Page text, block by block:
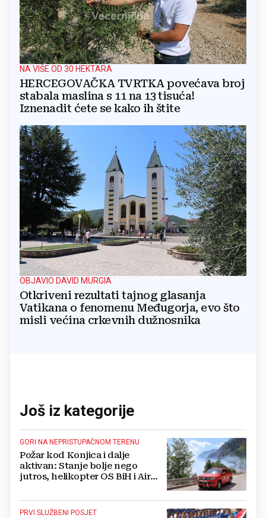
NA VIŠE OD 30 HEKTARA
HERCEGOVAČKA TVRTKA povećava broj
stabala maslina s 11 na 13 tisuća!
Iznenadit ćete se kako ih štite
OBJAVIO DAVID MURGIA
Otkriveni rezultati tajnog glasanja
Vatikana o fenomenu Međugorja, evo što
misli većina crkevnih dužnosnika
Još iz kategorije
GORI NA NEPRISTUPAČNOM TERENU
Požar kod Konjica i dalje
aktivan: Stanje bolje nego
jutros, helikopter OS BiH i Air
PRVI SLUŽBENI POSJET